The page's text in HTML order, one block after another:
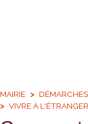
MAIRIE
VIVRE À L'ÉTRANGER